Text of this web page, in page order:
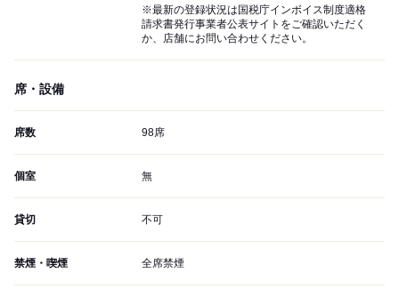
※最新の登録状況は国税庁インボイス制度適格
請求書発行事業者公表サイトをご確認いただく
か、店舗にお問い合わせください。
席・設備
席数 98席
個室 無
貸切 不可
禁煙・喫煙 全席禁煙